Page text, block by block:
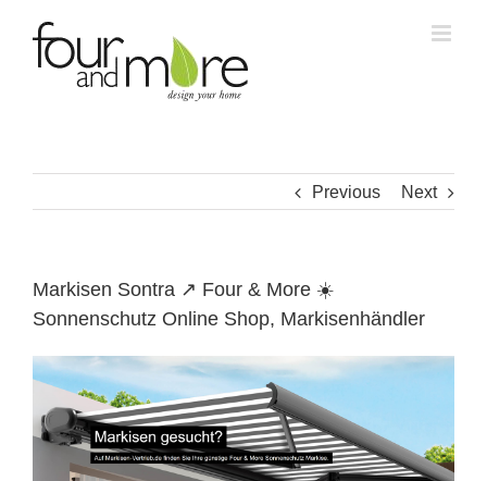
content
Previous Next
Markisen Sontra ↗️ Four & More ☀️
Sonnenschutz Online Shop, Markisenhändler